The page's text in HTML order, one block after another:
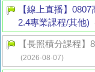
【線上直播】
2.4專業課程/其他)
【長照積分課程
(2026-08-07)